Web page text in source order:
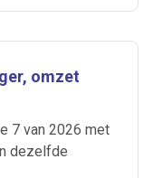
omzet
7 van 2026 met
dezelfde